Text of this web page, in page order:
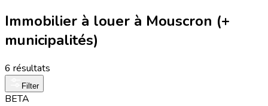
Immobilier à louer à Mouscron (+
municipalités)
6 résultats
Filter
BETA